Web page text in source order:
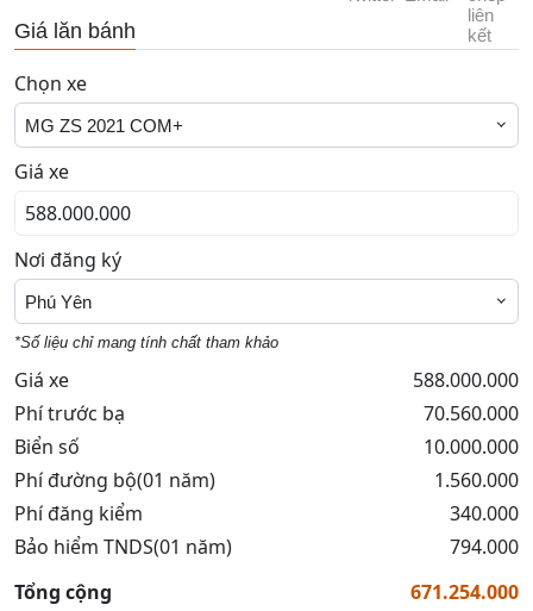
Giá lăn bánh
Chọn xe
MG ZS 2021 COM+
Giá xe
Nơi đăng ký
Phú Yên
*Số liệu chỉ mang tính chất tham khảo
Giá xe
588.000.000
Phí trước bạ
70.560.000
Biển số
10.000.000
Phí đường bộ(01 năm)
1.560.000
Phí đăng kiểm
340.000
Bảo hiểm TNDS(01 năm)
794.000
Tổng cộng
671.254.000